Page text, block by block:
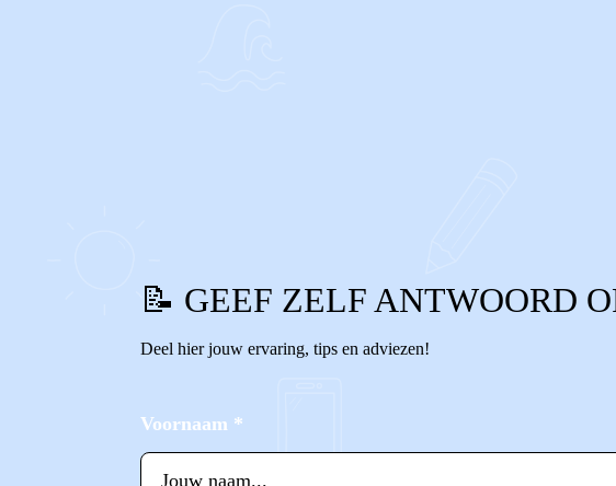
📝 GEEF ZELF ANTWOORD
Deel hier jouw ervaring, tips en adviezen!
Voornaam *